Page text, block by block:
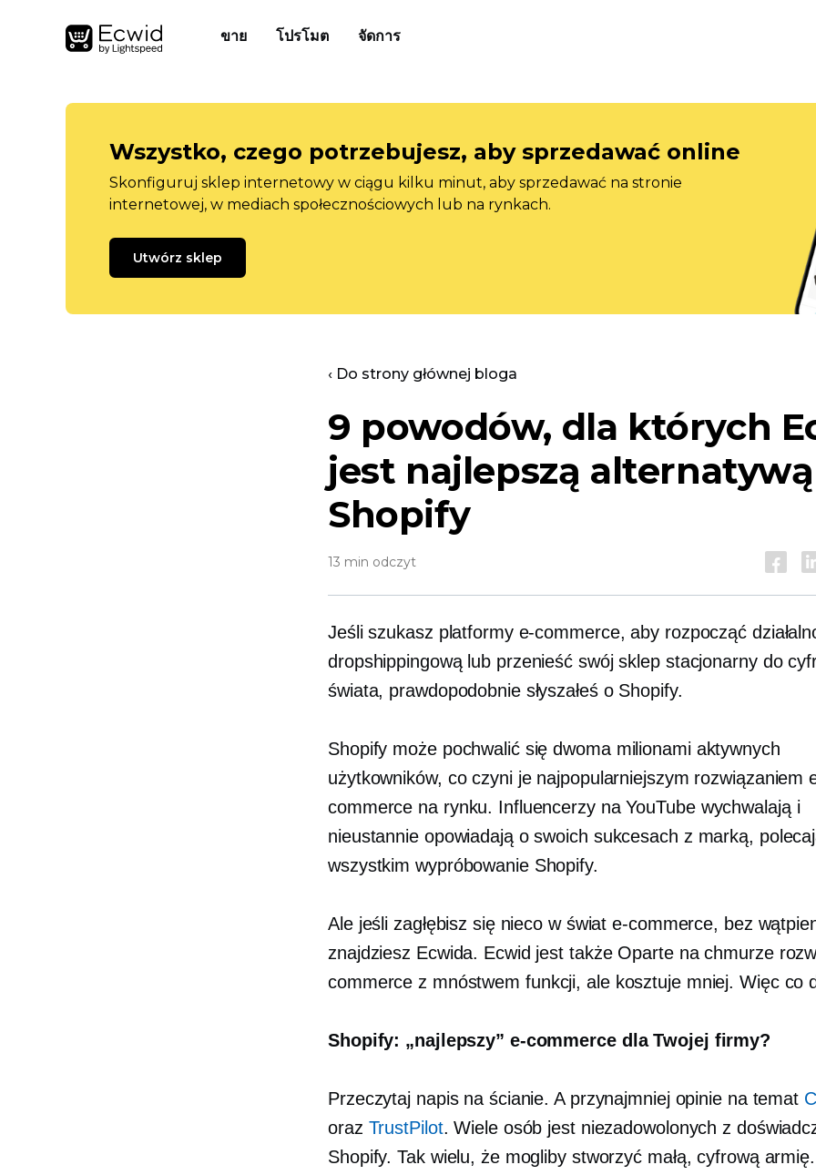
ขาย โปรโมต จัดการ
Wszystko, czego potrzebujesz, aby sprzedawać online
Skonfiguruj sklep internetowy w ciągu kilku minut, aby sprzedawać na stronie
internetowej, w mediach społecznościowych lub na rynkach.
Utwórz sklep
‹ Do strony głównej bloga
9 powodów, dla których
jest najlepszą
Shopify
13 min odczyt
Jeśli szukasz platformy e-commerce, aby rozpocząć
dropshippingową lub przenieść swój sklep stacjonarny do
świata, prawdopodobnie słyszałeś o Shopify.
Shopify może pochwalić się dwoma milionami aktywnych
użytkowników, co czyni je najpopularniejszym rozwiązaniem
commerce na rynku. Influencerzy na YouTube wychwalają i
nieustannie opowiadają o swoich sukcesach z marką,
wszystkim wypróbowanie Shopify.
Ale jeśli zagłębisz się nieco w świat e-commerce, bez
znajdziesz Ecwida. Ecwid jest także Oparte na chmurze
commerce z mnóstwem funkcji, ale kosztuje mniej. Więc co
Shopify: „najlepszy” e-commerce dla Twojej firmy?
Przeczytaj napis na ścianie. A przynajmniej opinie na temat
oraz TrustPilot. Wiele osób jest niezadowolonych z
Shopify. Tak wielu, że mogliby stworzyć małą, cyfrową armię.